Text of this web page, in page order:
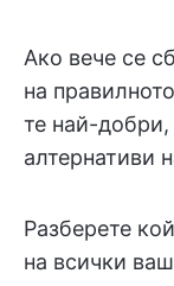
Ако вече се
на
те най-
алтернативи
Разберете
на всички